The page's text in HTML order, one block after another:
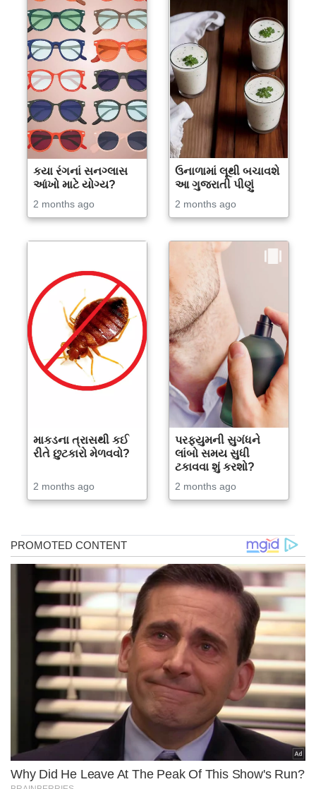
કયા રંગનાં સનગ્લાસ
આંખો માટે યોગ્ય?
2 months ago
ઉનાળામાં લૂથી બચાવશે
આ ગુજરાતી પીણું
2 months ago
માકડના ત્રાસથી કઈ
રીતે છુટકારો મેળવવો?
2 months ago
પરફ્યુમની સુગંધને
લાંબો સમય સુધી
ટકાવવા શું કરશો?
2 months ago